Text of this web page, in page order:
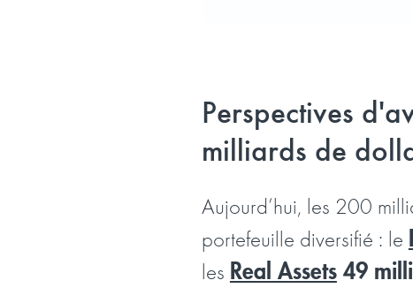
Perspectives
milliards de
Aujourd’hui, les 200
portefeuille diversifié : le
les Real Assets49